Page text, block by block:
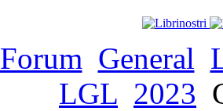
Forum General
LGL 2023